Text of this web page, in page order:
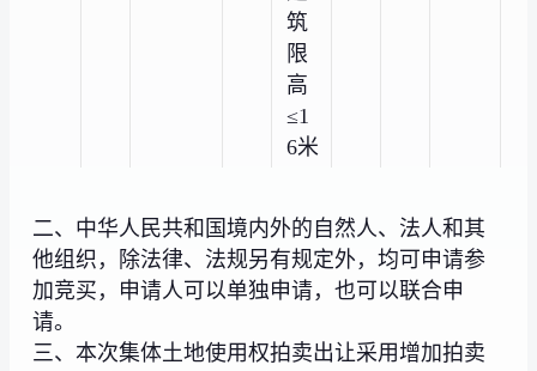
筑
限
高
≤1
6米
二、中华人民共和国境内外的自然人、法人和其
他组织，除法律、法规另有规定外，均可申请参
加竞买，申请人可以单独申请，也可以联合申
请。
三、本次集体土地使用权拍卖出让采用增加拍卖